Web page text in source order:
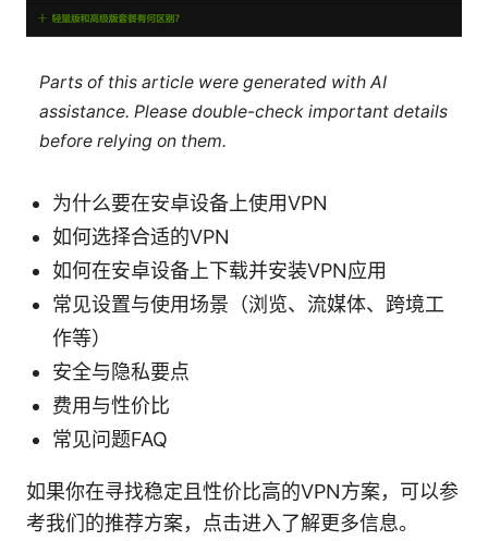
Parts of this article were generated with AI
assistance. Please double-check important details
before relying on them.
为什么要在安卓设备上使用VPN
如何选择合适的VPN
如何在安卓设备上下载并安装VPN应用
常见设置与使用场景（浏览、流媒体、跨境工
作等）
安全与隐私要点
费用与性价比
常见问题FAQ
如果你在寻找稳定且性价比高的VPN方案，可以参
考我们的推荐方案，点击进入了解更多信息。